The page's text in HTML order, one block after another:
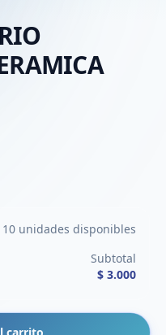
10 unidades disponibles
Subtotal
$ 3.000